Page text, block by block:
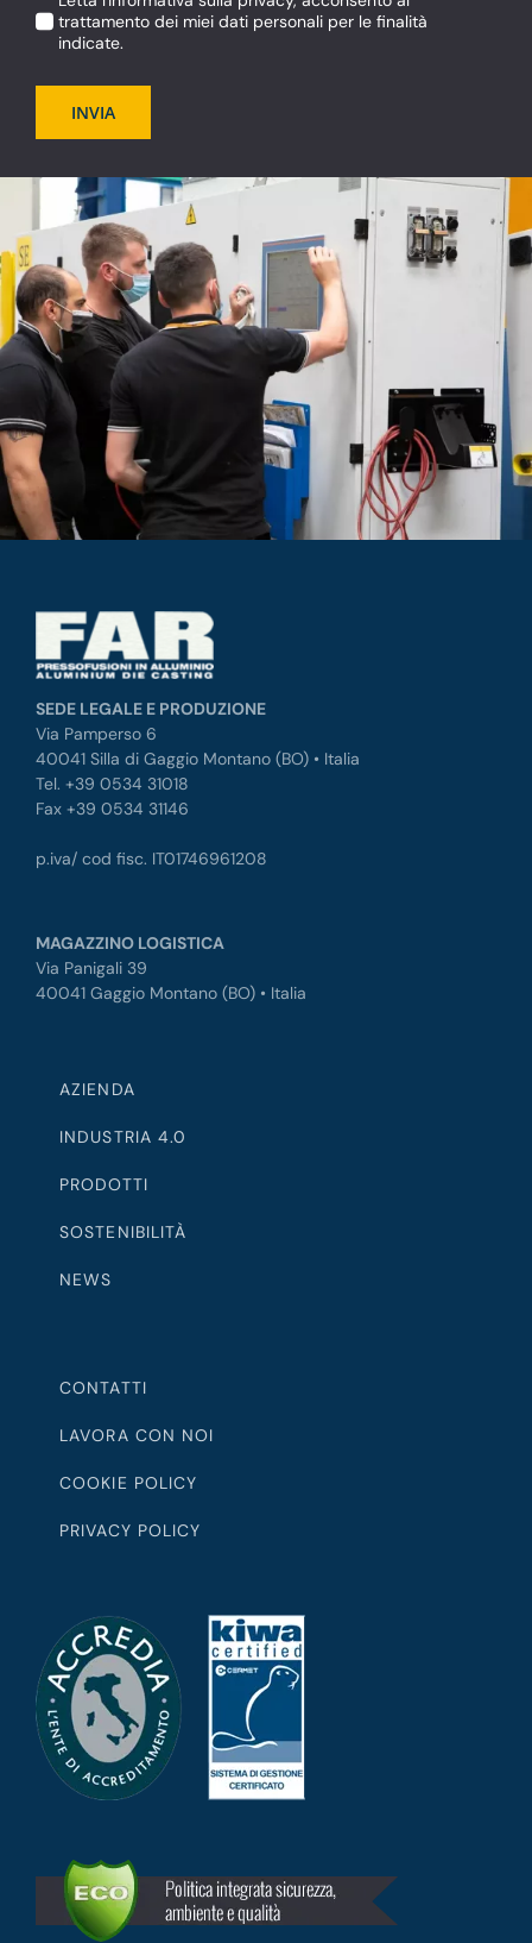
trattamento dei miei dati personali per le finalità
indicate.
INVIA
SEDE LEGALE E PRODUZIONE
Via Pamperso 6
40041 Silla di Gaggio Montano (BO) • Italia
Tel. +39 0534 31018
Fax +39 0534 31146
p.iva/ cod fisc. IT01746961208
MAGAZZINO LOGISTICA
Via Panigali 39
40041 Gaggio Montano (BO) • Italia
AZIENDA
INDUSTRIA 4.0
PRODOTTI
SOSTENIBILITÀ
NEWS
CONTATTI
LAVORA CON NOI
COOKIE POLICY
PRIVACY POLICY